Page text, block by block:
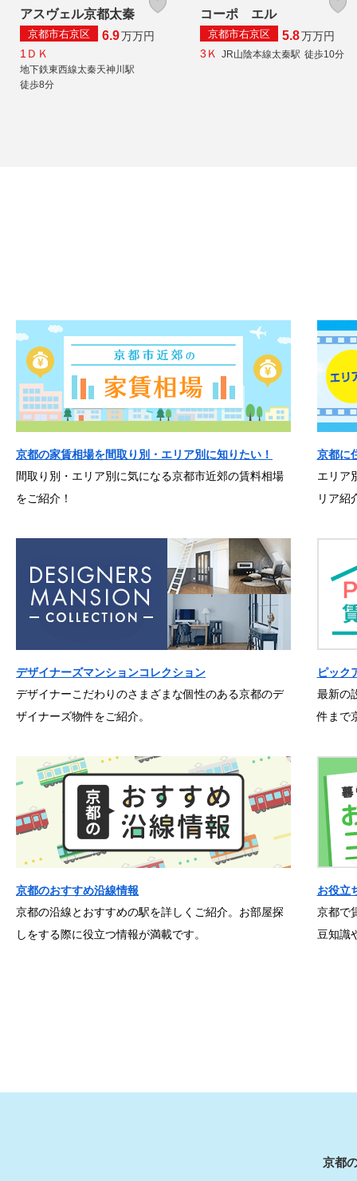
アスヴェル京都太秦
京都市右京区 6.9万万円
1ＤＫ
地下鉄東西線太秦天神川駅
徒歩8分
コーポ エル
京都市右京区 5.8万万円
3Ｋ
JR山陰本線太秦駅 徒歩10分
京都の家賃相場を間取り別・エリア別に知りたい！
間取り別・エリア別に気になる京都市近郊の賃料相場
をご紹介！
京都に
エリア
リア紹
デザイナーズマンションコレクション
デザイナーこだわりのさまざまな個性のある京都のデ
ザイナーズ物件をご紹介。
ピック
最新の
件まで
京都のおすすめ沿線情報
京都の沿線とおすすめの駅を詳しくご紹介。お部屋探
しをする際に役立つ情報が満載です。
お役立
京都で
豆知識
京都